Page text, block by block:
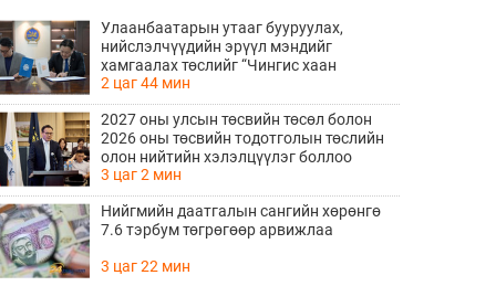
Улаанбаатарын утааг бууруулах,
нийслэлчүүдийн эрүүл мэндийг
хамгаалах төслийг “Чингис хаан
баялгийн сан нэгдэл” ХХК-тай хамтран
хэрэгжүүлнэ
2 цаг 44 мин
2027 оны улсын төсвийн төсөл болон
2026 оны төсвийн тодотголын төслийн
олон нийтийн хэлэлцүүлэг боллоо
3 цаг 2 мин
Нийгмийн даатгалын сангийн хөрөнгө
7.6 тэрбум төгрөгөөр арвижлаа
3 цаг 22 мин